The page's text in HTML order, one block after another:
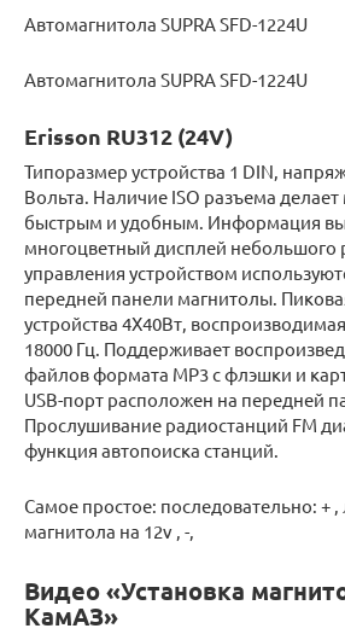
Автомагнитола SUPRA SFD-1224U
Автомагнитола SUPRA SFD-1224U
Erisson RU312 (24V)
Типоразмер устройства 1 DIN,
Вольта. Наличие ISO разъема
быстрым и удобным. Информация
многоцветный дисплей небольшого
управления устройством
передней панели магнитолы.
устройства 4Х40Вт,
18000 Гц. Поддерживает
файлов формата МР3 с флэшки и карт
USB-порт расположен на передней
Прослушивание радиостанций FM
функция автопоиска станций.
Самое простое: последовательно: + ,
магнитола на 12v , -,
Видео «Установка
КамАЗ»